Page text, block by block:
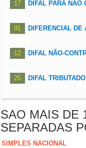
17 DIFAL PARA NÃO
91 DIFERENCIAL DE
12 DIFAL NÃO-
25 DIFAL
SAO MAIS DE
SEPARADAS
SIMPLES NACIONAL